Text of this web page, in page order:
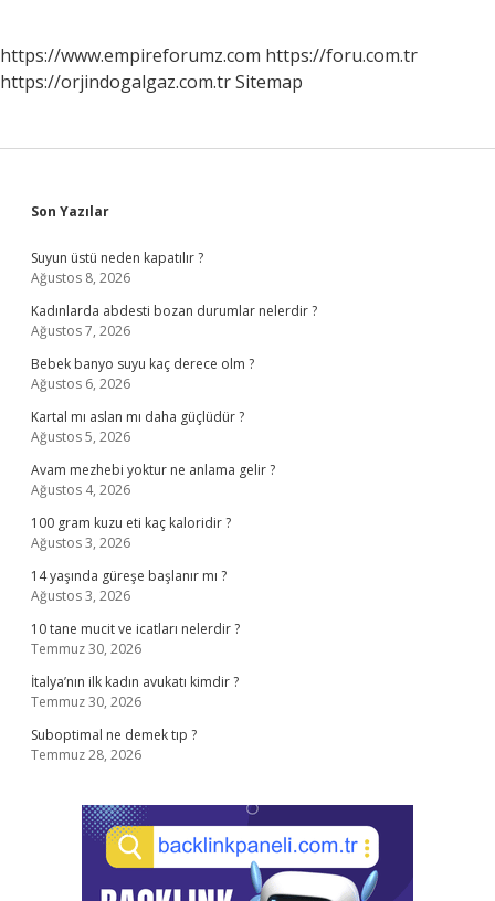
https://www.empireforumz.com https://foru.com.tr
https://orjindogalgaz.com.trSitemap
Sidebar
Son Yazılar
Suyun üstü neden kapatılır ?
Ağustos 8, 2026
Kadınlarda abdesti bozan durumlar nelerdir ?
Ağustos 7, 2026
Bebek banyo suyu kaç derece olm ?
Ağustos 6, 2026
Kartal mı aslan mı daha güçlüdür ?
Ağustos 5, 2026
Avam mezhebi yoktur ne anlama gelir ?
Ağustos 4, 2026
100 gram kuzu eti kaç kaloridir ?
Ağustos 3, 2026
14 yaşında güreşe başlanır mı ?
Ağustos 3, 2026
10 tane mucit ve icatları nelerdir ?
Temmuz 30, 2026
İtalya’nın ilk kadın avukatı kimdir ?
Temmuz 30, 2026
Suboptimal ne demek tıp ?
Temmuz 28, 2026